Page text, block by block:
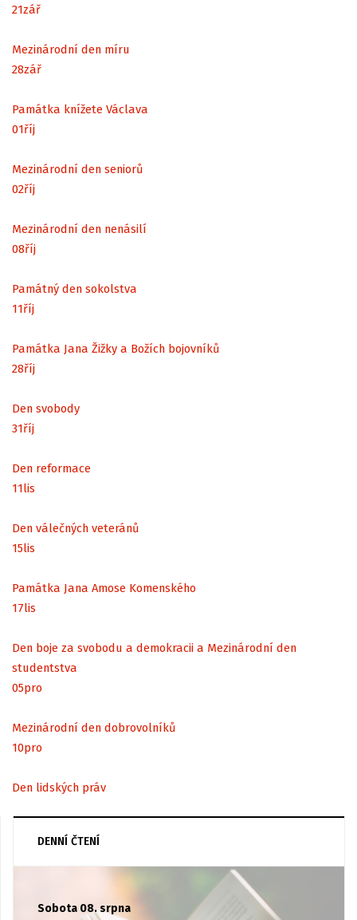
21zář
Mezinárodní den míru
28zář
Památka knížete Václava
01říj
Mezinárodní den seniorů
02říj
Mezinárodní den nenásilí
08říj
Památný den sokolstva
11říj
Památka Jana Žižky a Božích bojovníků
28říj
Den svobody
31říj
Den reformace
11lis
Den válečných veteránů
15lis
Památka Jana Amose Komenského
17lis
Den boje za svobodu a demokracii a Mezinárodní den
studentstva
05pro
Mezinárodní den dobrovolníků
10pro
Den lidských práv
DENNÍ ČTENÍ
Sobota 08. srpna